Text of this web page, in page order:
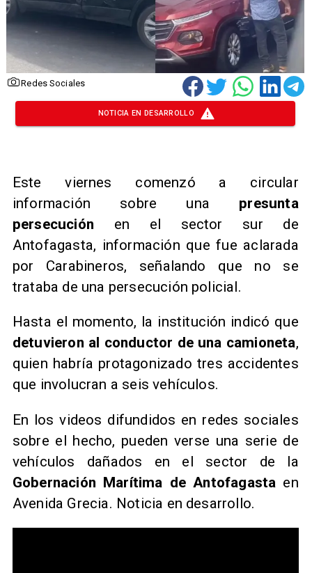
Redes Sociales
NOTICIA EN DESARROLLO
Este viernes comenzó a circular
información sobre una presunta
persecución en el sector sur de
Antofagasta, información que fue aclarada
por Carabineros, señalando que no se
trataba de una persecución policial.
Hasta el momento, la institución indicó que
detuvieron al conductor de una camioneta,
quien habría protagonizado tres accidentes
que involucran a seis vehículos.
En los videos difundidos en redes sociales
sobre el hecho, pueden verse una serie de
vehículos dañados en el sector de la
Gobernación Marítima de Antofagasta en
Avenida Grecia. Noticia en desarrollo.